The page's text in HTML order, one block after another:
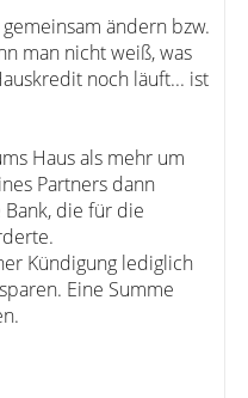
ändern bzw.
man nicht weiß, was
noch läuft... ist
Haus als mehr um
Partners dann
die für die
Kündigung lediglich
Eine Summe